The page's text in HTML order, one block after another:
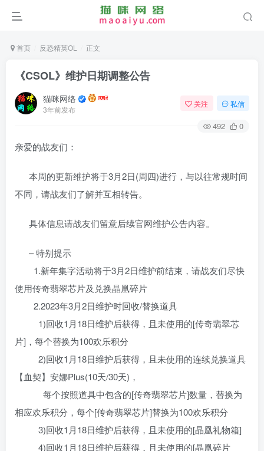
首页 反恐精英OL 正文
《CSOL》维护日期调整公告
猫咪网络
3年前发布
关注 私信
492 0
亲爱的战友们：
本周的更新维护将于3月2日(周四)进行，与以往常规时间
不同，请战友们了解并互相转告。
具体信息请战友们留意后续官网维护公告内容。
– 特别提示
1.新年集字活动将于3月2日维护前结束，请战友们尽快
使用传奇翡翠芯片及兑换晶凰碎片
2.2023年3月2日维护时回收/替换道具
1)回收1月18日维护后获得，且未使用的[传奇翡翠芯
片]，每个替换为100欢乐积分
2)回收1月18日维护后获得，且未使用的连续兑换道具
【血契】安娜Plus(10天/30天)，
每个按照道具中包含的[传奇翡翠芯片]数量，替换为
相应欢乐积分，每个[传奇翡翠芯片]替换为100欢乐积分
3)回收1月18日维护后获得，且未使用的[晶凰礼物箱]
4)回收1月18日维护后获得，且未使用的[晶凰碎片